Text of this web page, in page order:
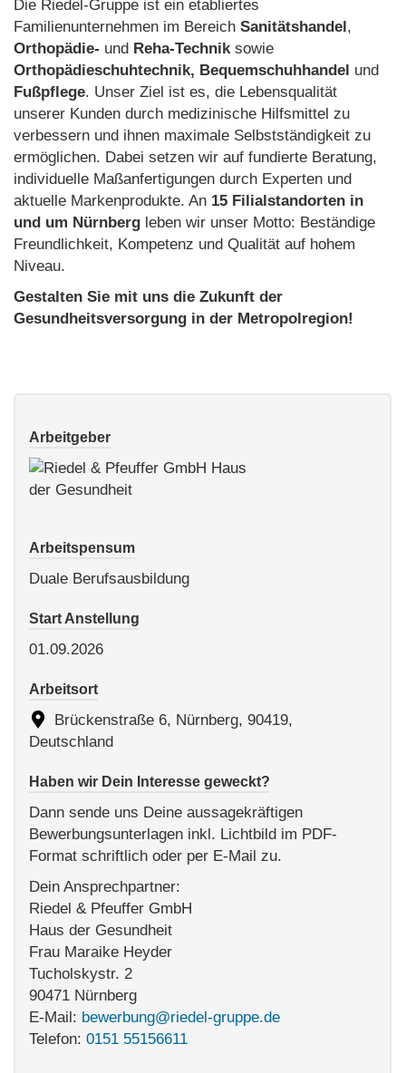
Die Riedel-Gruppe ist ein etabliertes
Familienunternehmen im Bereich Sanitätshandel,
Orthopädie- und Reha-Techniksowie
Orthopädieschuhtechnik, Bequemschuhhandel und
Fußpflege. Unser Ziel ist es, die Lebensqualität
unserer Kunden durch medizinische Hilfsmittel zu
verbessern und ihnen maximale Selbstständigkeit zu
ermöglichen. Dabei setzen wir auf fundierte Beratung,
individuelle Maßanfertigungen durch Experten und
aktuelle Markenprodukte. An 15 Filialstandorten in
und um Nürnberg leben wir unser Motto: Beständige
Freundlichkeit, Kompetenz und Qualität auf hohem
Niveau.
Gestalten Sie mit uns die Zukunft der
Gesundheitsversorgung in der Metropolregion!
Arbeitgeber
Arbeitspensum
Duale Berufsausbildung
Start Anstellung
01.09.2026
Arbeitsort
Brückenstraße 6, Nürnberg, 90419,
Deutschland
Haben wir Dein Interesse geweckt?
Dann sende uns Deine aussagekräftigen
Bewerbungsunterlagen inkl. Lichtbild im PDF-
Format schriftlich oder per E-Mail zu.
Dein Ansprechpartner:
Riedel & Pfeuffer GmbH
Haus der Gesundheit
Frau Maraike Heyder
Tucholskystr. 2
90471 Nürnberg
E-Mail: bewerbung@riedel-gruppe.de
Telefon: 0151 55156611